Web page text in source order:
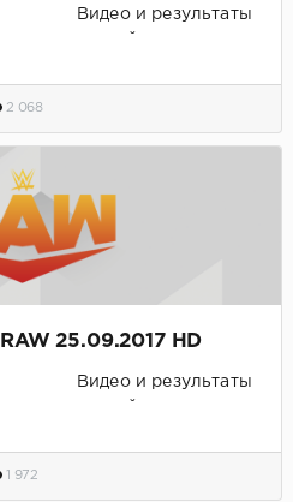
Видео и результаты
2 068
25.09.2017 HD
Видео и результаты
1 972